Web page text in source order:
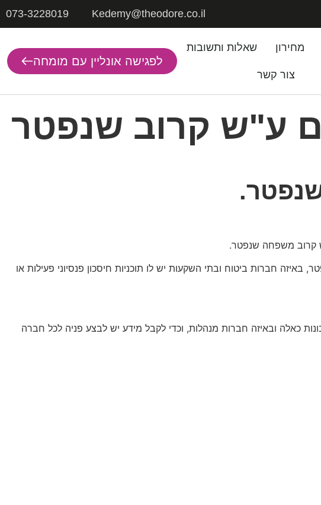
Kedemy@theodore.co.il
073-3228019
מחירון שאלות ותשובות
צור קשר
לפגישה אונליין עם מומחה
ע"ש קרוב שנפטר
שנפטר.
קרוב משפחה שנפטר.
חברות ביטוח ובתי השקעות יש לו תוכניות חיסכון פנסיוני פעילות או
כאלה ובאיזה חברות מנהלות, וכדי לקבל מידע יש לבצע פניה לכל חברה